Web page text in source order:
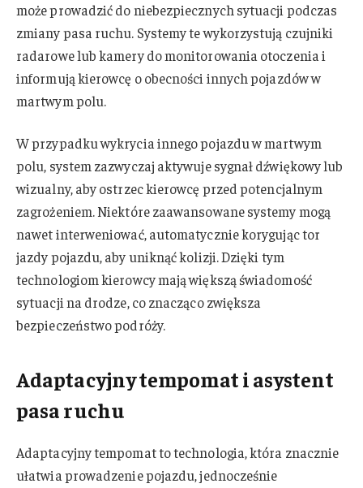
może prowadzić do niebezpiecznych sytuacji podczas
zmiany pasa ruchu. Systemy te wykorzystują czujniki
radarowe lub kamery do monitorowania otoczenia i
informują kierowcę o obecności innych pojazdów w
martwym polu.
W przypadku wykrycia innego pojazdu w martwym
polu, system zazwyczaj aktywuje sygnał dźwiękowy lub
wizualny, aby ostrzec kierowcę przed potencjalnym
zagrożeniem. Niektóre zaawansowane systemy mogą
nawet interweniować, automatycznie korygując tor
jazdy pojazdu, aby uniknąć kolizji. Dzięki tym
technologiom kierowcy mają większą świadomość
sytuacji na drodze, co znacząco zwiększa
bezpieczeństwo podróży.
Adaptacyjny tempomat i asystent
pasa ruchu
Adaptacyjny tempomat to technologia, która znacznie
ułatwia prowadzenie pojazdu, jednocześnie